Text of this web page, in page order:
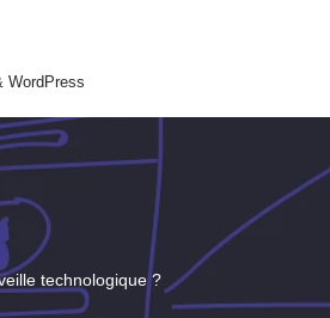
WordPress
technologique ?